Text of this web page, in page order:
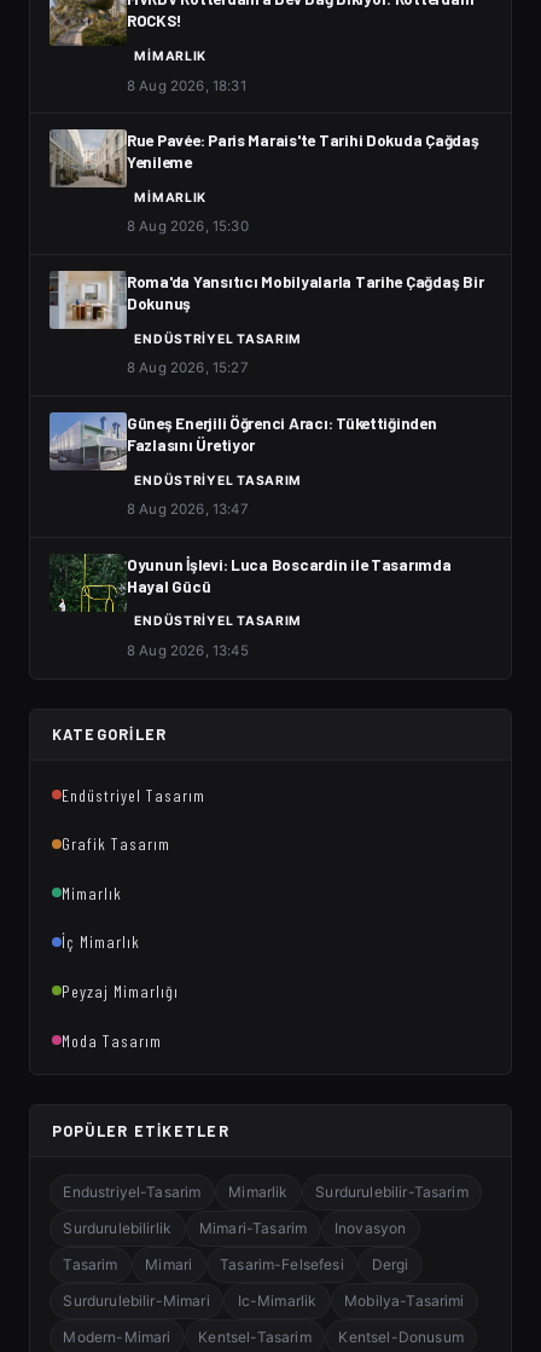
ROCKS!
MIMARLIK
8 Aug 2026, 18:31
Rue Pavée: Paris Marais'te Tarihi Dokuda Çağdaş
Yenileme
MIMARLIK
8 Aug 2026, 15:30
Roma'da Yansıtıcı Mobilyalarla Tarihe Çağdaş Bir
Dokunuş
ENDÜSTRIYEL TASARIM
8 Aug 2026, 15:27
Güneş Enerjili Öğrenci Aracı: Tükettiğinden
Fazlasını Üretiyor
ENDÜSTRIYEL TASARIM
8 Aug 2026, 13:47
Oyunun İşlevi: Luca Boscardin ile Tasarımda
Hayal Gücü
ENDÜSTRIYEL TASARIM
8 Aug 2026, 13:45
KATEGORILER
Endüstriyel Tasarım
Grafik Tasarım
Mimarlık
İç Mimarlık
Peyzaj Mimarlığı
Moda Tasarım
POPÜLER ETIKETLER
Endustriyel-Tasarim Mimarlik
Surdurulebilir-Tasarim
Surdurulebilirlik
Mimari-Tasarim
Inovasyon
Tasarim
Mimari Tasarim-Felsefesi
Dergi
Surdurulebilir-Mimari
Ic-Mimarlik
Mobilya-Tasarimi
Modern-Mimari
Kentsel-Tasarim Kentsel-Donusum